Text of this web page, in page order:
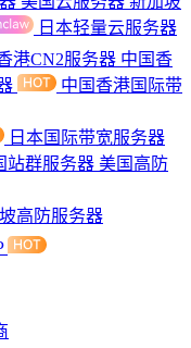
日本轻量云服务器
港CN2服务器 中国香
中国香港国际带
日本国际带宽服务器
站群服务器 美国高防
高防服务器